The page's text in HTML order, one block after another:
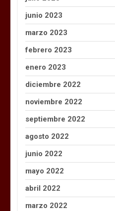
junio 2023
marzo 2023
febrero 2023
enero 2023
diciembre 2022
noviembre 2022
septiembre 2022
agosto 2022
junio 2022
mayo 2022
abril 2022
marzo 2022